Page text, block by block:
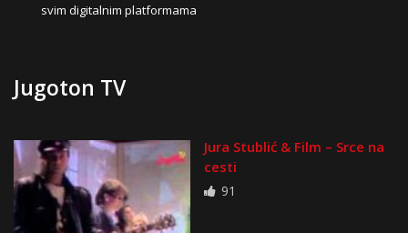
svim digitalnim platformama
Jugoton TV
Jura Stublić & Film – Srce na
cesti
91